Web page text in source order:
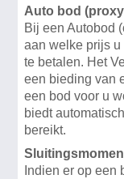
Auto bod
Bij een Autobod
aan welke prijs u
te betalen. Het
een bieding van
een bod voor u
biedt
bereikt.
Indien er op een